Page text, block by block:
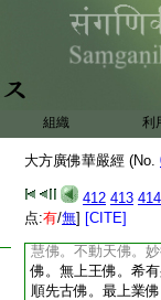
組織 利
大方廣佛華嚴經 (No.
412 413 414
点:有/無] [CITE]
善天佛。堅固苦行
遊戲王佛。滅邪曲
佛。最勝月佛。執
佛。最清淨佛。友
不退慧佛。離愛佛
惡趣佛。普散華佛
見佛。破他軍佛。
海佛。須彌山佛。
佛。隨師行佛。最
不動聚佛。普攝受
佛。具足名稱佛。
慧佛。不動天佛。
佛。無上王佛。希
順先古佛。最上業